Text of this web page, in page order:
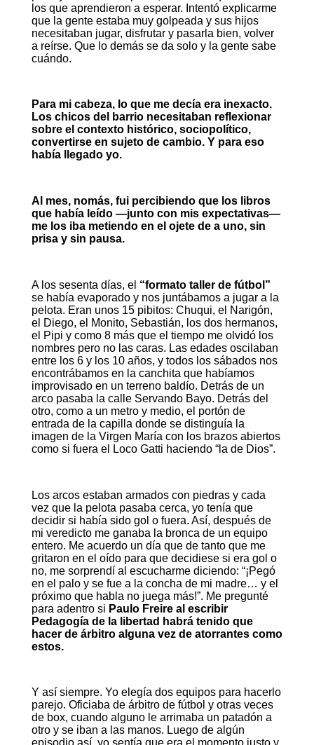
los que aprendieron a esperar. Intentó explicarme
que la gente estaba muy golpeada y sus hijos
necesitaban jugar, disfrutar y pasarla bien, volver
a reírse. Que lo demás se da solo y la gente sabe
cuándo.
Para mi cabeza, lo que me decía era inexacto.
Los chicos del barrio necesitaban reflexionar
sobre el contexto histórico, sociopolítico,
convertirse en sujeto de cambio. Y para eso
había llegado yo.
Al mes, nomás, fui percibiendo que los libros
que había leído —junto con mis expectativas—
me los iba metiendo en el ojete de a uno, sin
prisa y sin pausa.
A los sesenta días, el “formato taller de fútbol”
se había evaporado y nos juntábamos a jugar a la
pelota. Eran unos 15 pibitos: Chuqui, el Narigón,
el Diego, el Monito, Sebastián, los dos hermanos,
el Pipi y como 8 más que el tiempo me olvidó los
nombres pero no las caras. Las edades oscilaban
entre los 6 y los 10 años, y todos los sábados nos
encontrábamos en la canchita que habíamos
improvisado en un terreno baldío. Detrás de un
arco pasaba la calle Servando Bayo. Detrás del
otro, como a un metro y medio, el portón de
entrada de la capilla donde se distinguía la
imagen de la Virgen María con los brazos abiertos
como si fuera el Loco Gatti haciendo “la de Dios”.
Los arcos estaban armados con piedras y cada
vez que la pelota pasaba cerca, yo tenía que
decidir si había sido gol o fuera. Así, después de
mi veredicto me ganaba la bronca de un equipo
entero. Me acuerdo un día que de tanto que me
gritaron en el oído para que decidiese si era gol o
no, me sorprendí al escucharme diciendo: “¡Pegó
en el palo y se fue a la concha de mi madre… y el
próximo que habla no juega más!”. Me pregunté
para adentro si Paulo Freire al escribir
Pedagogía de la libertad habrá tenido que
hacer de árbitro alguna vez de atorrantes como
estos.
Y así siempre. Yo elegía dos equipos para hacerlo
parejo. Oficiaba de árbitro de fútbol y otras veces
de box, cuando alguno le arrimaba un patadón a
otro y se iban a las manos. Luego de algún